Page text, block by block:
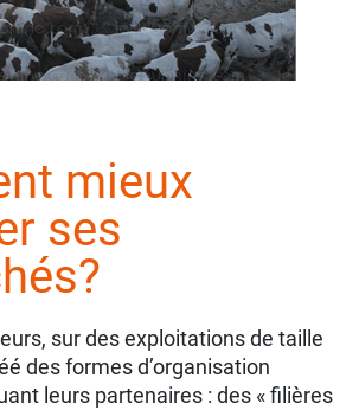
mieux
ses
sur des exploitations de taille
des formes d’organisation
leurs partenaires : des « filières